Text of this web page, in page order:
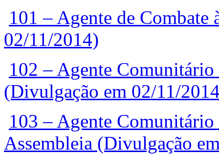
101 – Agente de Combate
02/11/2014)
102 – Agente Comunitário
(Divulgação em 02/11/
103 – Agente
Assembleia (Divulgação